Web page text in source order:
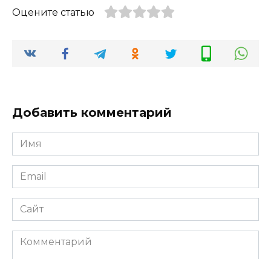
Оцените статью
Добавить комментарий
Имя
*
Email
*
Сайт
Комментарий